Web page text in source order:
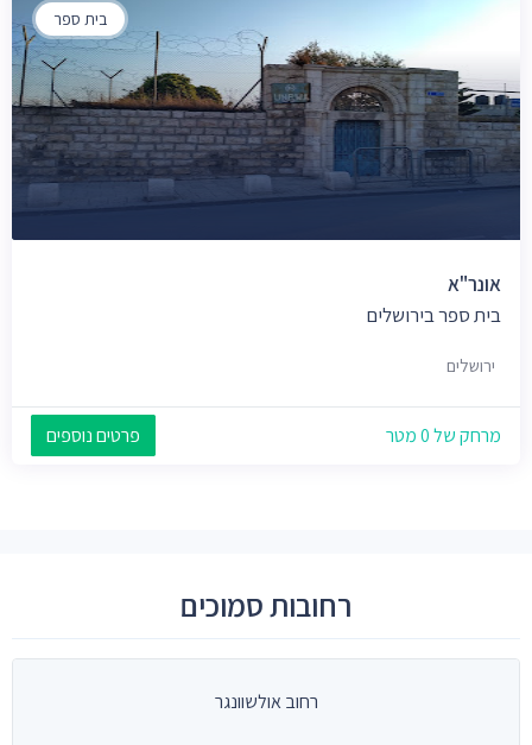
בית ספר
אונר"א
בית ספר בירושלים
ירושלים
מרחק של 0 מטר פרטים נוספים
רחובות סמוכים
רחוב אולשוונגר